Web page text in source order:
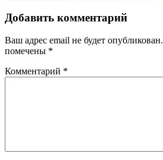
Добавить комментарий
Ваш адрес email не будет опубликован.
помечены *
Комментарий *